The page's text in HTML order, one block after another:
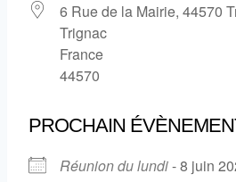
6 Rue de la Mairie, 44570
Trignac
France
44570
PROCHAIN
Réunion du lundi- 8 juin